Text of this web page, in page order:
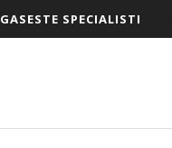
GASESTE SPECIALISTI